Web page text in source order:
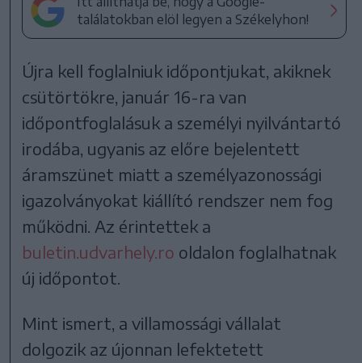
találatokban elöl legyen a Székelyhon!
Újra kell foglalniuk időpontjukat, akiknek
csütörtökre, január 16-ra van
időpontfoglalásuk a személyi nyilvántartó
irodába, ugyanis az előre bejelentett
áramszünet miatt a személyazonossági
igazolványokat kiállító rendszer nem fog
működni. Az érintettek a
buletin.udvarhely.ro oldalon foglalhatnak
új időpontot.
Mint ismert, a villamossági vállalat
dolgozik az újonnan lefektetett